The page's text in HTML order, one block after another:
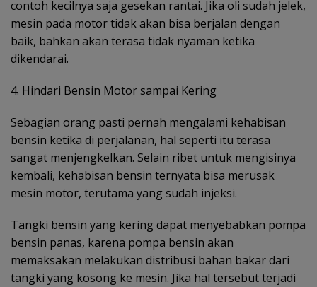
contoh kecilnya saja gesekan rantai. Jika oli sudah jelek,
mesin pada motor tidak akan bisa berjalan dengan
baik, bahkan akan terasa tidak nyaman ketika
dikendarai.
4. Hindari Bensin Motor sampai Kering
Sebagian orang pasti pernah mengalami kehabisan
bensin ketika di perjalanan, hal seperti itu terasa
sangat menjengkelkan. Selain ribet untuk mengisinya
kembali, kehabisan bensin ternyata bisa merusak
mesin motor, terutama yang sudah injeksi.
Tangki bensin yang kering dapat menyebabkan pompa
bensin panas, karena pompa bensin akan
memaksakan melakukan distribusi bahan bakar dari
tangki yang kosong ke mesin. Jika hal tersebut terjadi